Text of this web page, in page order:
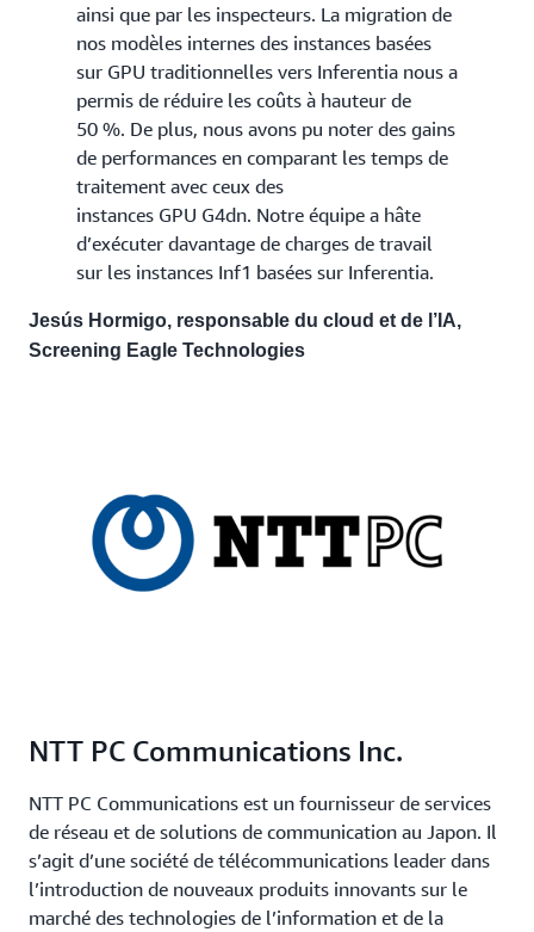
ainsi que par les inspecteurs. La migration de
nos modèles internes des instances basées
sur GPU traditionnelles vers Inferentia nous a
permis de réduire les coûts à hauteur de
50 %. De plus, nous avons pu noter des gains
de performances en comparant les temps de
traitement avec ceux des
instances GPU G4dn. Notre équipe a hâte
d’exécuter davantage de charges de travail
sur les instances Inf1 basées sur Inferentia.
Jesús Hormigo, responsable du cloud et de l’IA,
Screening Eagle Technologies
NTT PC Communications Inc.
NTT PC Communications est un fournisseur de services
de réseau et de solutions de communication au Japon. Il
s’agit d’une société de télécommunications leader dans
l’introduction de nouveaux produits innovants sur le
marché des technologies de l’information et de la